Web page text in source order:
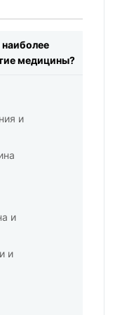
наиболее
медицины?
и
и
и